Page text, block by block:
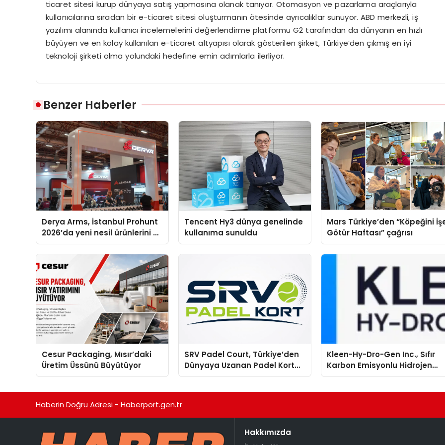
ticaret sitesi kurup dünyaya satış yapmasına olanak tanıyor. Otomasyon ve pazarlama araçlarıyla
kullanıcılarına sıradan bir e-ticaret sitesi oluşturmanın ötesinde ayrıcalıklar sunuyor. ABD merkezli, iş
yazılımı alanında kullanıcı incelemelerini değerlendirme platformu G2 tarafından da dünyanın en hızlı
büyüyen ve en kolay kullanılan e-ticaret altyapısı olarak gösterilen şirket, Türkiye’den çıkmış en iyi
teknoloji şirketi olma yolundaki hedefine emin adımlarla ilerliyor.
Benzer Haberler
Derya Arms, İstanbul Prohunt
2026’da yeni nesil ürünlerini ve
global marka vizyonunu
sergiledi
Tencent Hy3 dünya genelinde
kullanıma sunuldu
Mars Türkiye’den “Köpeğini
Götür Haftası” çağrısı
Cesur Packaging, Mısır’daki
Üretim Üssünü Büyütüyor
SRV Padel Court, Türkiye’den
Dünyaya Uzanan Padel Kort
Üretiminde Güvenin Adresi
Kleen-Hy-Dro-Gen Inc., Sıfır
Karbon Emisyonlu Hidrojen
Isıtma Teknolojisinde ISO ve
Haberin Doğru Adresi - Haberport.gen.tr
Hakkımızda